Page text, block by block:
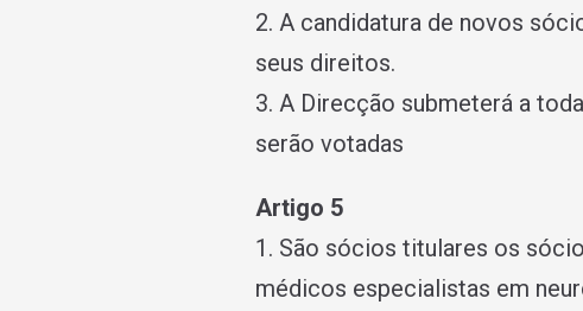
2. A candidatura de novos
seus direitos.
3. A Direcção submeterá a
serão votadas
Artigo 5
1. São sócios titulares os
médicos especialistas em